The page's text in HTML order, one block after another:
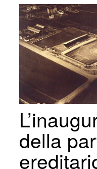
della